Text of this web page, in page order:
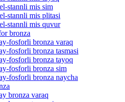
stannli mis sim
stannli mis plitasi
stannli mis quvur
bronza
fosforli bronza varaq
fosforli bronza tasmasi
fosforli bronza tayoq
fosforli bronza sim
fosforli bronza naycha
bronza varaq